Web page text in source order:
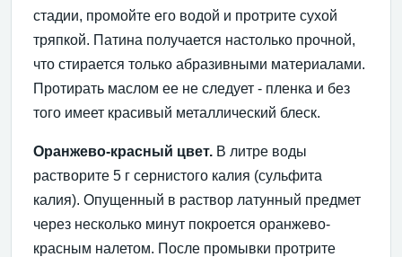
стадии, промойте его водой и протрите сухой
тряпкой. Патина получается настолько прочной,
что стирается только абразивными материалами.
Протирать маслом ее не следует - пленка и без
того имеет красивый металлический блеск.
Оранжево-красный цвет. В литре воды
растворите 5 г сернистого калия (сульфита
калия). Опущенный в раствор латунный предмет
через несколько минут покроется оранжево-
красным налетом. После промывки протрите